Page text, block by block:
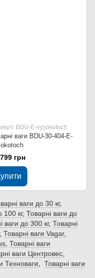
BDU-Е-vysokotoch
ваги BDU-30-404-Е-
грн
ваги до 30 кг,
100 кг, Товарні ваги до
ваги до 300 кг, Товарні
, Товарні ваги Vagar,
Товарні ваги
ваги Центровес
Техноваги
Товарні ваги